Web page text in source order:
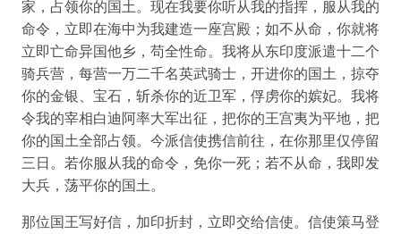
家，占领你的国土。现在我要你听从我的指挥，服从我的
命令，立即在海中为我建造一座宫殿；如不从命，你就将
立即亡命异国他乡，苟全性命。我将从东印度派遣十二个
骑兵营，每营一万二千名英武骑士，开进你的国土，掠夺
你的金银、宝石，斩杀你的近卫军，俘虏你的嫔妃。我将
令我的宰相白迪阿率大军出征，把你的王宫夷为平地，把
你的国土全部占领。今派信使携信前往，在你那里仅停留
三日。若你服从我的命令，免你一死；若不从命，我即发
大兵，荡平你的国土。
那位国王写好信，加印折封，立即交给信使。信使策马登